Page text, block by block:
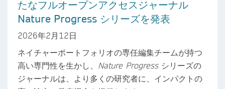
たなフルオープンアクセスジャーナル
Nature Progress シリーズを発表
2026年2月12日
ネイチャーポートフォリオの専任編集チームが持つ
高い専門性を生かし、 Nature Progress シリーズの
ジャーナルは、より多くの研究者に、インパクトの